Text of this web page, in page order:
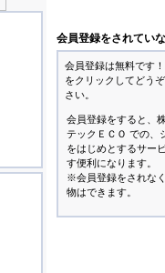
会員登録をされてい
会員登録は無料です
をクリックしてどう
さい。
会員登録をすると、
テックＥＣＯ での、
をはじめとするサー
す便利になります。
※会員登録をされな
物はできます。